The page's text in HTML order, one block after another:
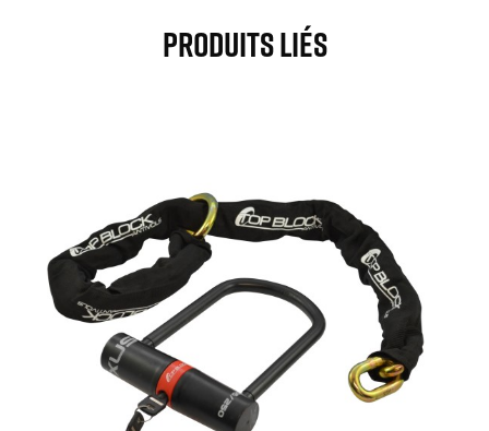
Produits Liés